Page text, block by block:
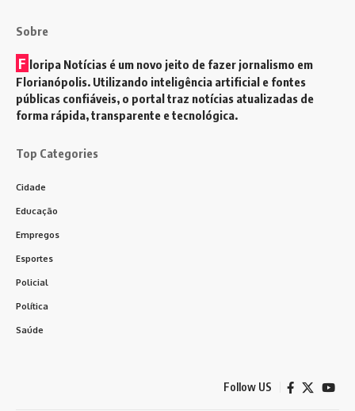
Sobre
F loripa Notícias é um novo jeito de fazer jornalismo em
Florianópolis. Utilizando inteligência artificial e fontes
públicas confiáveis, o portal traz notícias atualizadas de
forma rápida, transparente e tecnológica.
Top Categories
Cidade
Educação
Empregos
Esportes
Policial
Política
Saúde
Follow US